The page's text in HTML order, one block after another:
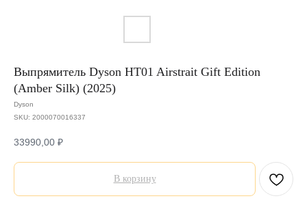
Выпрямитель Dyson HT01 Airstrait Gift Edition
(Amber Silk) (2025)
Dyson
SKU: 2000070016337
33990,00 ₽
В корзину